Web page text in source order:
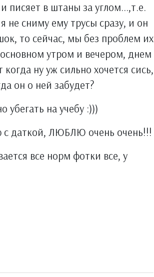
писяет в штаны за углом...,т.е.
сниму ему трусы сразу, и он
то сейчас, мы без проблем их
утром и вечером, днем
ну уж сильно хочется сись,
он о ней забудет?
убегать на учебу :)))
с даткой, ЛЮБЛЮ очень очень!!!
все норм фотки все, у